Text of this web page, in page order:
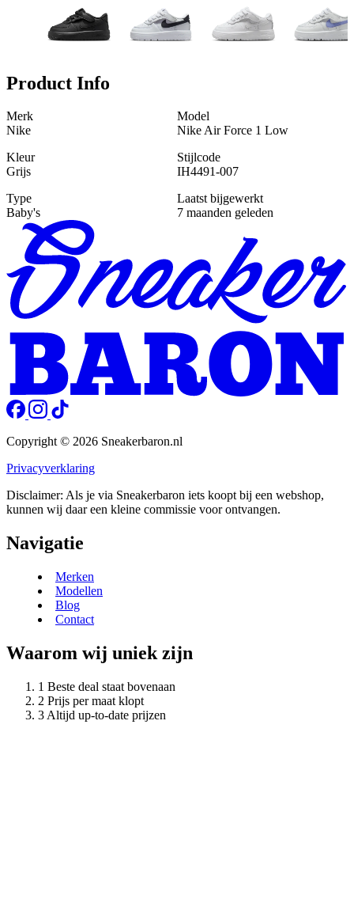
Product Info
Merk
Nike
Model
Nike Air Force 1 Low
Kleur
Grijs
Stijlcode
IH4491-007
Type
Baby's
Laatst bijgewerkt
7 maanden geleden
Copyright © 2026 Sneakerbaron.nl
Privacyverklaring
Disclaimer: Als je via Sneakerbaron iets koopt bij een webshop,
kunnen wij daar een kleine commissie voor ontvangen.
Navigatie
Merken
Modellen
Blog
Contact
Waarom wij uniek zijn
Beste deal staat bovenaan
Prijs per maat klopt
Altijd up-to-date prijzen